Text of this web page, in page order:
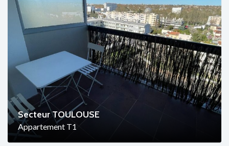
Secteur TOULOUSE
Appartement T1